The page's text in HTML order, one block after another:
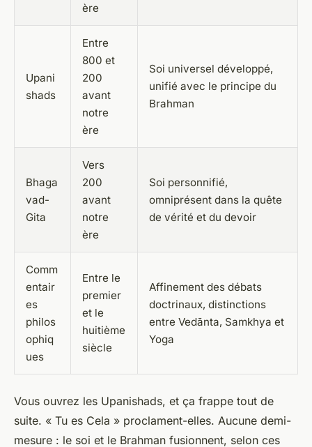
ère
Upani
shads
Entre
800 et
200
avant
notre
ère
Soi universel développé,
unifié avec le principe du
Brahman
Bhaga
vad-
Gita
Vers
200
avant
notre
ère
Soi personnifié,
omniprésent dans la quête
de vérité et du devoir
Comm
entair
es
philos
ophiq
ues
Entre le
premier
et le
huitième
siècle
Affinement des débats
doctrinaux, distinctions
entre Vedānta, Samkhya et
Yoga
Vous ouvrez les Upanishads, et ça frappe tout de
suite. « Tu es Cela » proclament-elles. Aucune demi-
mesure : le soi et le Brahman fusionnent, selon ces